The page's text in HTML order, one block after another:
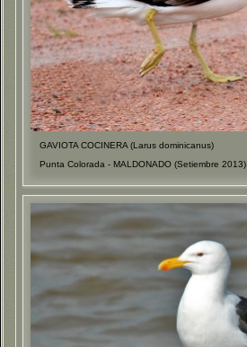
GAVIOTA COCINERA (Larus dominicanus)
Punta Colorada - MALDONADO (Setiembre 2013)